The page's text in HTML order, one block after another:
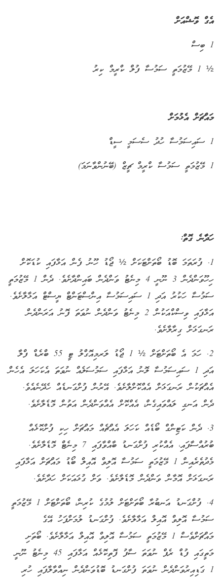
އެގް ވޮޝްއަށް
1 ބިސް
½ 1 މޭޒުމަތީ ސަމުސާ ފުލް ކްރީމް ކިރު
މައްޗަށް އެޅުމަށް
1 ސައިސަމުސާ ހުދު ސެސަމީ ސީޑް
1 މޭޒުމަތީ ސަމުސާ ކްރީމް ޗީޒް (ބޭނުންވާނަމަ)
ހަދާނެ ގޮތް:
1. ފުރަތަމަ ބޮޑު ބޯތަށްޓަކަށް ½ ޖޯޑު ހޫނު ފެން އަޅާފައި ކުޑަކޮށް
ހިހޫވަންދެން 3 ނޫނީ 4 މިނެޓު ވަންދެން ބައިންދާށެވެ. ދެން 1 މޭޒުމަތީ
ސަމުސާ ހަކުރު އަދި 1 ސައިސަމުސާ އިންސްޓަންޓް ޔީސްޓް އަޅާލާށެވެ.
އަޅާފައި ވިސްކްއަކުން 2 މިނެޓު ވަންދެން ނުވަތަ ފޮނު އަރަންދެން
ރަނގަޅަށް ގިރާލާށެވެ.
2. ހަމަ އެ ބޯތަށްޓަށް ½ 1 ޖޯޑު ލަރމިއޮގްލު ޓީ 55 ބްރެޑް ފްލާ
އަދި 1 ސައިސަމުސާ ލޮނު އަޅާފައި ސަމުސަލެއް ނުވަތަ އެކަހަލަ އެހެން
އެއްޗަކުން ރަނގަޅަށް އެއްކޮށްލާށެވެ. އޭރުން ފުށްގަނޑެއް ހެދޭނެއެވެ.
ދެން އަނގި ލައްވައިގެން، އެއްކޮށް އެއްވަންދެން އަތުން މޮޑެލާށެވެ.
3. ދެން ކަޓިންގް ބޯޑެއް ކަހަލަ އެއްޗެއް މައްޗަށް ހިކި ފުށްކޮޅެއް
ބުރުއްސާފައި، އެއްކުރި ފުށްގަނޑު ބާއްވާފައި 7 މިނެޓް މޮޑެލާށެވެ.
މެދުތެރެއިން 1 މޭޒުމަތީ ސަމުސާ އޮލިވް އޮއިލް ބޯޑު މައްޗަށް އަޅާފައި
ރަނގަޅަށް އޮމާން ވަންދެން މޮޑެލާށެވެ. ވަށް ގުޅައަކަށް ހަދާށެވެ.
4. ފުށްގަނޑު އަނބުރާ ބޯތަށްޓަށް ލުމުގެ ކުރިން، ބޯތަށްޓަށް 1 މޭޒުމަތީ
ސަމުސާ އޮލިވް އޮއިލް އަޅާލާށެވެ. ފުށްގަނޑު ލުމަށްފަހު އޭގެ
މައްޗަށްވެސް 1 މޭޒުމަތީ ސަމުސާ އޮލިވް އޮއިލް އަޅާލާށެވެ. ބޯތަށި
މަތީގައި ފުޑް ރެޕް ނުވަތަ ސާފު ފޮތިކޮޅެއް އަޅާފައި 45 މިނެޓު ނޫނީ
1 ގަޑިއިރުވަންދެން ނުވަތަ ފުށްގަނޑު ބޮޑުވަންދެން ނިއްވާލާފައި ހުރި